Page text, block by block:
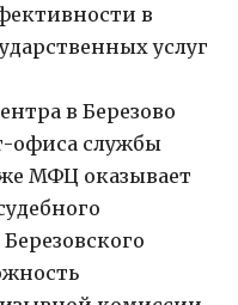
в
услуг
в Березово
офиса службы
МФЦ оказывает